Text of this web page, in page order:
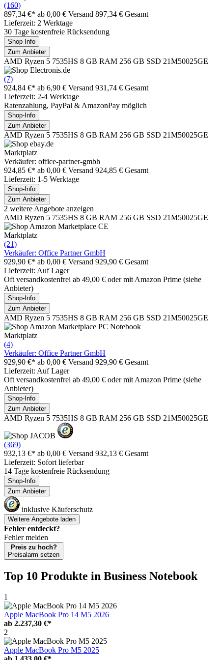
(160)
897,34 €* ab 0,00 € Versand 897,34 € Gesamt
Lieferzeit: 2 Werktage
30 Tage kostenfreie Rücksendung
Shop-Info
Zum Anbieter
AMD Ryzen 5 7535HS 8 GB RAM 256 GB SSD 21M50025GE
(7)
924,84 €* ab 6,90 € Versand 931,74 € Gesamt
Lieferzeit: 2-4 Werktage
Ratenzahlung, PayPal & AmazonPay möglich
Shop-Info
Zum Anbieter
AMD Ryzen 5 7535HS 8 GB RAM 256 GB SSD 21M50025GE
Marktplatz
Verkäufer: office-partner-gmbh
924,85 €* ab 0,00 € Versand 924,85 € Gesamt
Lieferzeit: 1-5 Werktage
Shop-Info
Zum Anbieter
2 weitere Angebote anzeigen
AMD Ryzen 5 7535HS 8 GB RAM 256 GB SSD 21M50025GE
Marktplatz
(21)
Verkäufer: Office Partner GmbH
929,90 €* ab 0,00 € Versand 929,90 € Gesamt
Lieferzeit: Auf Lager
Oft versandkostenfrei ab 49,00 € oder mit Amazon Prime (siehe
Anbieter)
Shop-Info
Zum Anbieter
AMD Ryzen 5 7535HS 8 GB RAM 256 GB SSD 21M50025GE
Marktplatz
(4)
Verkäufer: Office Partner GmbH
929,90 €* ab 0,00 € Versand 929,90 € Gesamt
Lieferzeit: Auf Lager
Oft versandkostenfrei ab 49,00 € oder mit Amazon Prime (siehe
Anbieter)
Shop-Info
Zum Anbieter
AMD Ryzen 5 7535HS 8 GB RAM 256 GB SSD 21M50025GE
(369)
932,13 €* ab 0,00 € Versand 932,13 € Gesamt
Lieferzeit: Sofort lieferbar
14 Tage kostenfreie Rücksendung
Shop-Info
Zum Anbieter
inklusive Käuferschutz
Weitere Angebote laden
Fehler entdeckt?
Fehler melden
Preis zu hoch?
Preisalarm setzen
Top 10 Produkte in Business Notebook
1
Apple MacBook Pro 14 M5 2026
ab 2.237,30 €*
2
Apple MacBook Pro M5 2025